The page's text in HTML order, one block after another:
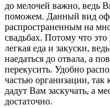
до мелочей важно, ведь
поможем. Данный вид
распространенным на
свадьбах. Потому что
легкая еда и закуски,
наедаться до отвала, а
перекусить. Удобно
частью организации,
дадут Вам заскучать, а
достаточно.